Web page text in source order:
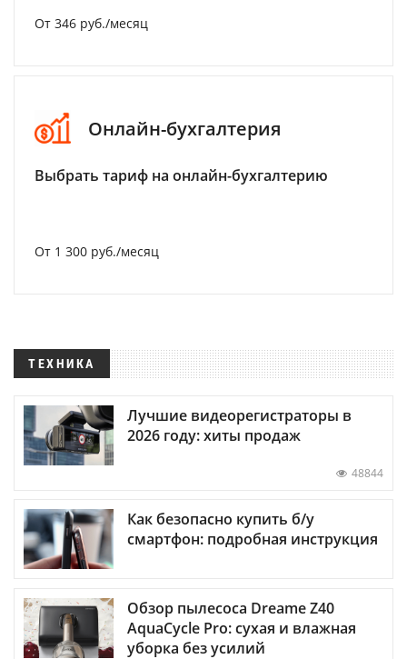
От 346 руб./месяц
Онлайн-бухгалтерия
Выбрать тариф на онлайн-бухгалтерию
От 1 300 руб./месяц
ТЕХНИКА
Лучшие видеорегистраторы в
2026 году: хиты продаж
48844
Как безопасно купить б/у
смартфон: подробная инструкция
Обзор пылесоса Dreame Z40
AquaCycle Pro: сухая и влажная
уборка без усилий